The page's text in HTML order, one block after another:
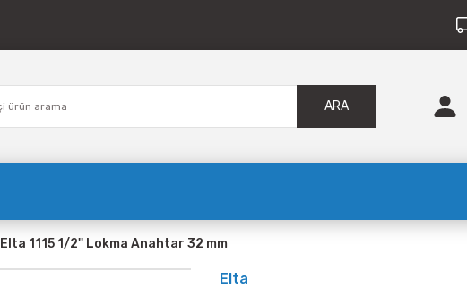
ARA
Elta 1115 1/2'' Lokma Anahtar 32 mm
Elta